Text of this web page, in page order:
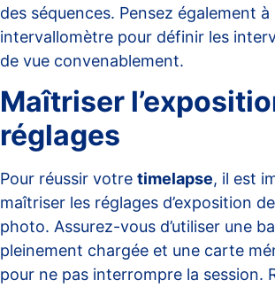
des séquences. Pensez également
intervallomètre pour définir les
de vue convenablement.
Maîtriser
réglages
Pour réussir votre timelapse, il est
maîtriser les réglages d’exposition
photo. Assurez-vous d’utiliser une
pleinement chargée et une carte
pour ne pas interrompre la session.